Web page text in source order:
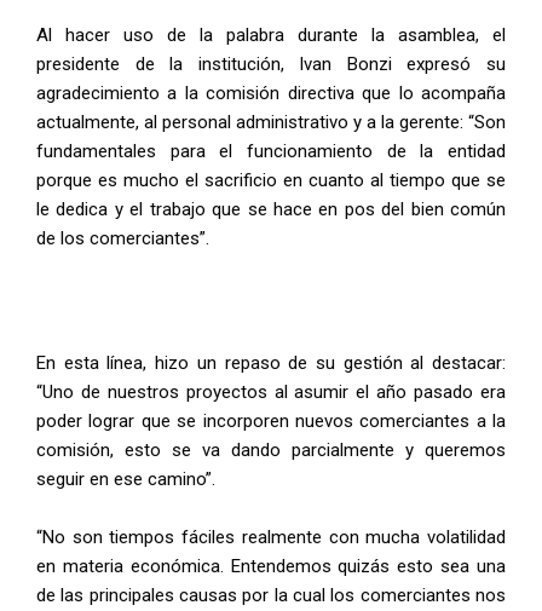
Al hacer uso de la palabra durante la asamblea, el
presidente de la institución, Ivan Bonzi expresó su
agradecimiento a la comisión directiva que lo acompaña
actualmente, al personal administrativo y a la gerente: “Son
fundamentales para el funcionamiento de la entidad
porque es mucho el sacrificio en cuanto al tiempo que se
le dedica y el trabajo que se hace en pos del bien común
de los comerciantes”.
En esta línea, hizo un repaso de su gestión al destacar:
“Uno de nuestros proyectos al asumir el año pasado era
poder lograr que se incorporen nuevos comerciantes a la
comisión, esto se va dando parcialmente y queremos
seguir en ese camino”.
“No son tiempos fáciles realmente con mucha volatilidad
en materia económica. Entendemos quizás esto sea una
de las principales causas por la cual los comerciantes nos